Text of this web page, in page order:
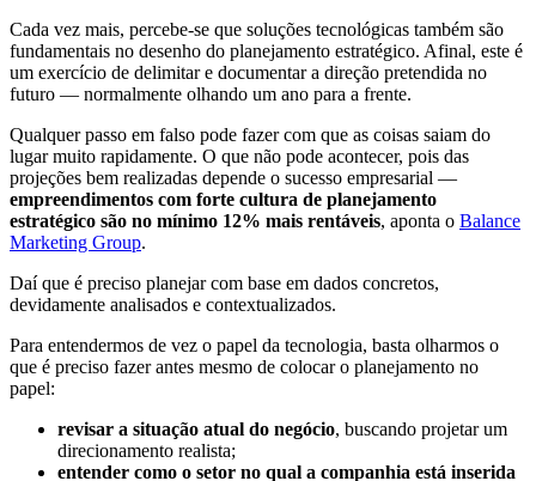
Cada vez mais, percebe-se que soluções tecnológicas também são
fundamentais no desenho do planejamento estratégico. Afinal, este é
um exercício de delimitar e documentar a direção pretendida no
futuro — normalmente olhando um ano para a frente.
Qualquer passo em falso pode fazer com que as coisas saiam do
lugar muito rapidamente. O que não pode acontecer, pois das
projeções bem realizadas depende o sucesso empresarial —
empreendimentos com forte cultura de planejamento
estratégico são no mínimo 12% mais rentáveis, aponta o Balance
Marketing Group.
Daí que é preciso planejar com base em dados concretos,
devidamente analisados e contextualizados.
Para entendermos de vez o papel da tecnologia, basta olharmos o
que é preciso fazer antes mesmo de colocar o planejamento no
papel:
revisar a situação atual do negócio, buscando projetar um
direcionamento realista;
entender como o setor no qual a companhia está inserida